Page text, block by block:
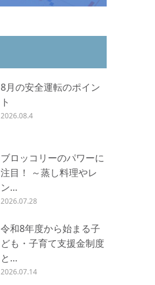
8月の安全運転のポイン
ト
2026.08.4
ブロッコリーのパワーに
注目！ ～蒸し料理やレ
ン…
2026.07.28
令和8年度から始まる子
ども・子育て支援金制度
と…
2026.07.14